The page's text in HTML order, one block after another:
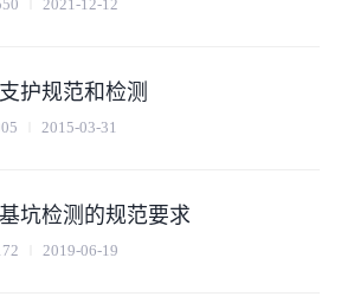
2021-12-12
护规范和检测
2015-03-31
坑检测的规范要求
2019-06-19